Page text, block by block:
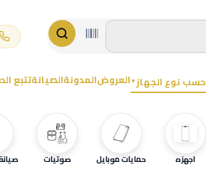
حسب نوع الجهاز ▼العروضالمدونةالصيانةتتبع
اجهزه حمايات موبايل صوتيات